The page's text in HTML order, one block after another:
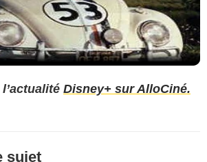
Disney+ sur AlloCiné.
sujet